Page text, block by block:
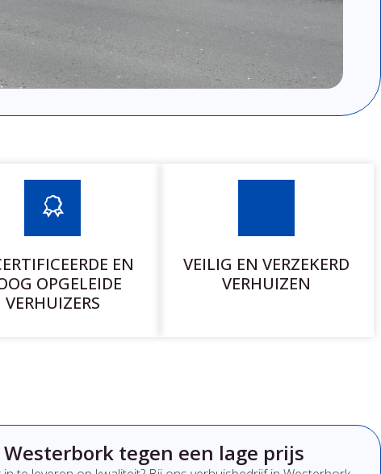
EN
OPGELEIDE
VERHUIZERS
VEILIG EN VERZEKERD
VERHUIZEN
tegen een lage prijs